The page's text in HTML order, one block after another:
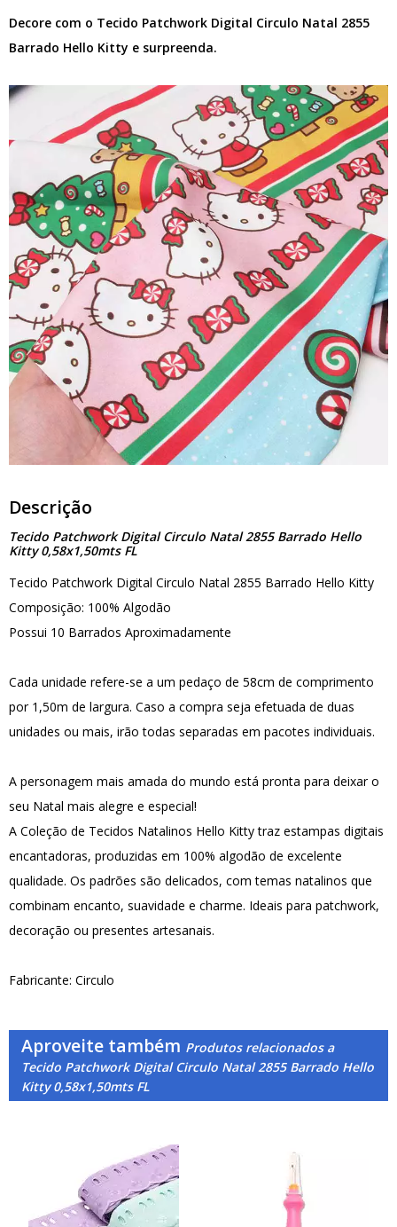
Decore com o Tecido Patchwork Digital Circulo Natal 2855
Barrado Hello Kitty e surpreenda.
Descrição
Tecido Patchwork Digital Circulo Natal 2855 Barrado Hello
Kitty 0,58x1,50mts FL
Tecido Patchwork Digital Circulo Natal 2855 Barrado Hello Kitty
Composição: 100% Algodão
Possui 10 Barrados Aproximadamente
Cada unidade refere-se a um pedaço de 58cm de comprimento
por 1,50m de largura. Caso a compra seja efetuada de duas
unidades ou mais, irão todas separadas em pacotes individuais.
A personagem mais amada do mundo está pronta para deixar o
seu Natal mais alegre e especial!
A Coleção de Tecidos Natalinos Hello Kitty traz estampas digitais
encantadoras, produzidas em 100% algodão de excelente
qualidade. Os padrões são delicados, com temas natalinos que
combinam encanto, suavidade e charme. Ideais para patchwork,
decoração ou presentes artesanais.
Fabricante: Circulo
Aproveite também Produtos relacionados a
Tecido Patchwork Digital Circulo Natal 2855 Barrado Hello
Kitty 0,58x1,50mts FL